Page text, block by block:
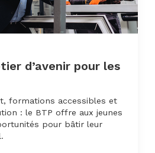
d’avenir pour les
formations accessibles et
: le BTP offre aux jeunes
pour bâtir leur